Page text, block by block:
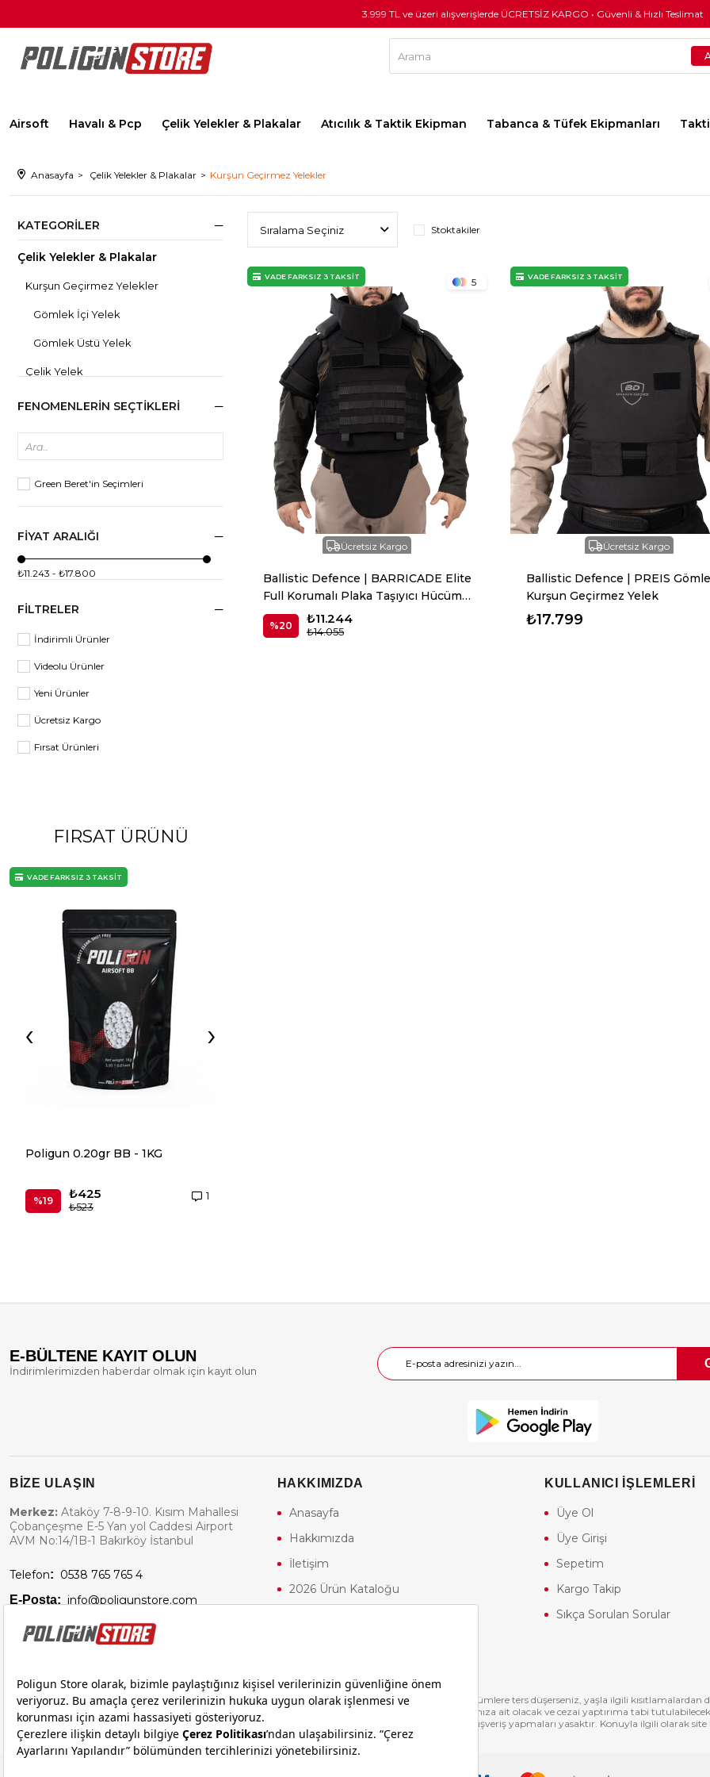
3.999 TL ve üzeri alışverişlerde ÜCRETSİZ KARGO • Güvenli & Hızlı Teslimat
Airsoft Havalı & Pcp Çelik Yelekler & Plakalar Atıcılık & Taktik Ekipman Tabanca & Tüfek Ekipmanları
Anasayfa Çelik Yelekler & Plakalar Kurşun Geçirmez Yelekler
KATEGORILER
Çelik Yelekler & Plakalar
Kurşun Geçirmez Yelekler
Gömlek İçi Yelek
Gömlek Üstü Yelek
Çelik Yelek
Kurşun Geçirmez Plakalar
Balistik Koruma Ekipmanları
Plaka Taşıyıcılar
Green Beret'in Seçimleri
FIYAT ARALIĞI
₺11.243 - ₺17.800
FILTRELER
İndirimli Ürünler
Videolu Ürünler
Yeni Ürünler
Ücretsiz Kargo
Fırsat Ürünleri
FIRSAT ÜRÜNÜ
Poligun 0.20gr BB - 1KG
1
%19 ₺425
₺523
VADE FARKSIZ 3 TAKSİT
‹ ›
Stoktakiler
5
Ücretsiz Kargo
Ballistic Defence | BARRICADE Elite
Full Korumalı Plaka Taşıyıcı Hücüm
Yeleği
%20 ₺11.244
₺14.055
VADE FARKSIZ 3 TAKSİT
Ücretsiz Kargo
Ballistic Defence | PREIS
Kurşun Geçirmez Yelek
₺17.799
VADE FARKSIZ 3 TAKSİT
E-BÜLTENE KAYIT OLUN
İndirimlerimizden haberdar olmak için kayıt olun
BİZE ULAŞIN
Merkez: Ataköy 7-8-9-10. Kısım Mahallesi
Çobançeşme E-5 Yan yol Caddesi Airport
AVM No:14/1B-1 Bakırköy İstanbul
Telefon: 0538 765 765 4
E-Posta: info@poligunstore.com
HAKKIMIZDA
Anasayfa
Hakkımızda
İletişim
2026 Ürün Kataloğu
KULLANICI İŞLEMLERİ
Üye Ol
Üye Girişi
Sepetim
Kargo Takip
Sıkça Sorulan Sorular
18 yaşından küçük olduğunuz halde siteye girerseniz ve mesafeli satış sözleşmesinde yer alan hükümlere ters düşerseniz, yaşla ilgili
yükümlülükler tamamen tarafınıza ait olacak ve cezai yaptırıma tabi
Yasa gereği 18 yaşından küçük olanların sitemizi görüntülemesi ve alışveriş yapmaları yasaktır. Konuyla ilgili olarak